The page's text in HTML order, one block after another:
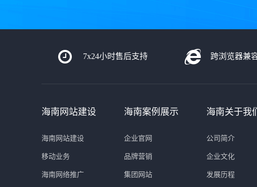
7x24小时售后支持 跨浏览器兼
海南网站建设
海南网站建设
移动业务
海南网络推广
海南案例展示
企业官网
品牌营销
集团网站
海南关于我们
公司简介
企业文化
发展历程